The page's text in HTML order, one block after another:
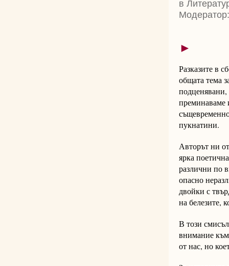
в
►
Разказите в
общата тема
подценявани,
преминаваме
пукнатини.
Авторът ни
ярка
различни по
опасно
двойки с
на белезите,
В този
внимание към
от нас, но